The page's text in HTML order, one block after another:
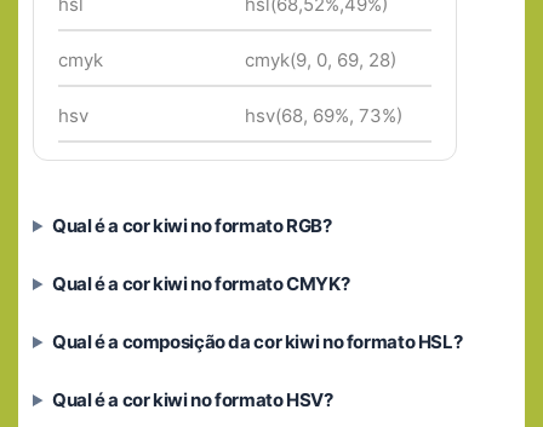
cmyk cmyk(9, 0, 69, 28)
hsv hsv(68, 69%, 73%)
Qual é a cor kiwi no formato RGB?
Qual é a cor kiwi no formato CMYK?
Qual é a composição da cor kiwi no formato HSL?
Qual é a cor kiwi no formato HSV?